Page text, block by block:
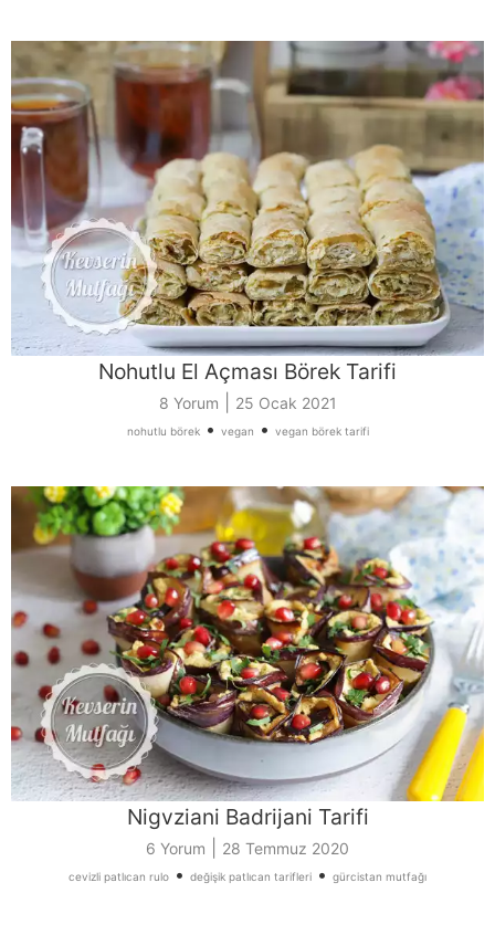
Nohutlu El Açması Börek Tarifi
8 Yorum 25 Ocak 2021
nohutlu börek• vegan • vegan börek tarifi
Nigvziani Badrijani Tarifi
6 Yorum 28 Temmuz 2020
cevizli patlıcan rulo • değişik patlıcan tarifleri • gürcistan mutfağı